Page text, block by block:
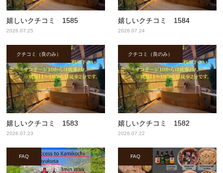
嬉しいクチコミ 1585
2026.07.25
嬉しいクチコミ 1584
2026.07.24
クチコミ（良のみ）
嬉しいクチコミ 1583
2026.07.23
クチコミ（良のみ）
嬉しいクチコミ 1582
2026.07.22
FAQ FAQ